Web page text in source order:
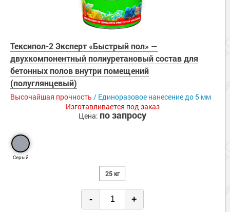
Тексипол-2 Эксперт «Быстрый пол» —
двухкомпонентный полиуретановый состав для
бетонных полов внутри помещений
(полуглянцевый)
Высочайшая прочность / Единоразовое нанесение до 5 мм
Изготавливается под заказ
Цена: по запросу
Серый
25 кг
- +